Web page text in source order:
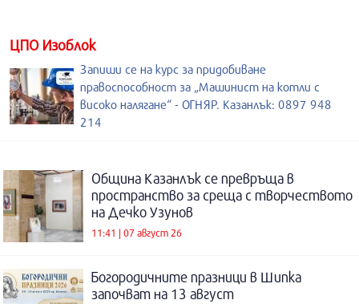
ЦПО Изоблок
Запиши се на курс за придобиване
правоспособност за „Машинист на котли с
високо налягане“ - ОГНЯР. Казанлък: 0897 948
214
Община Казанлък се превръща в
пространство за среща с творчеството
на Дечко Узунов
11:41 | 07 август 26
Богородичните празници в Шипка
започват на 13 август